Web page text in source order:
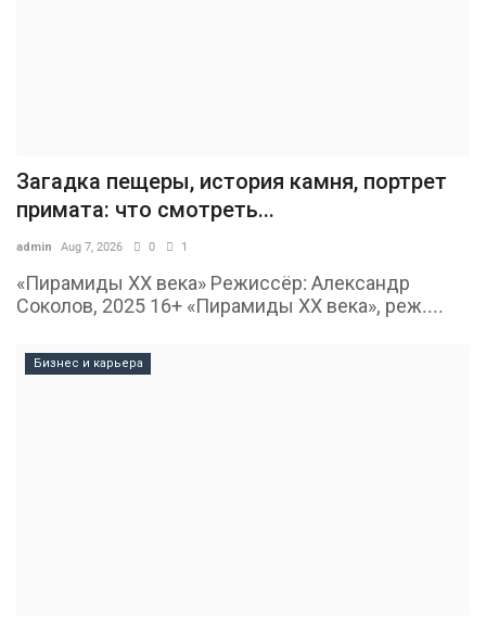
Загадка пещеры, история камня, портрет
примата: что смотреть...
admin Aug 7, 2026 0 1
«Пирамиды ХХ века» Режиссёр: Александр
Соколов, 2025 16+ «Пирамиды ХХ века», реж....
Бизнес и карьера